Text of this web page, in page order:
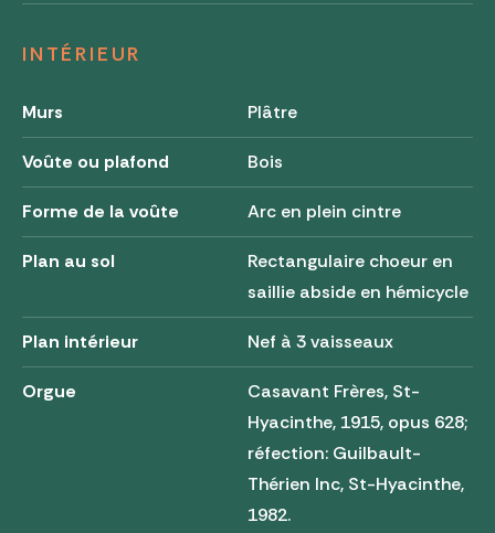
INTÉRIEUR
Murs Plâtre
Voûte ou plafond Bois
Forme de la voûte Arc en plein cintre
Plan au sol
Rectangulaire choeur en
saillie abside en hémicycle
Plan intérieur Nef à 3 vaisseaux
Orgue
Casavant Frères, St-
Hyacinthe, 1915, opus 628;
réfection: Guilbault-
Thérien Inc, St-Hyacinthe,
1982.